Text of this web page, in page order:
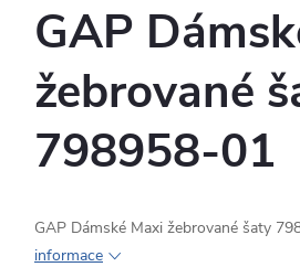
GAP
žebrované
798958-01
GAP Dámské Maxi žebrované šaty
informace